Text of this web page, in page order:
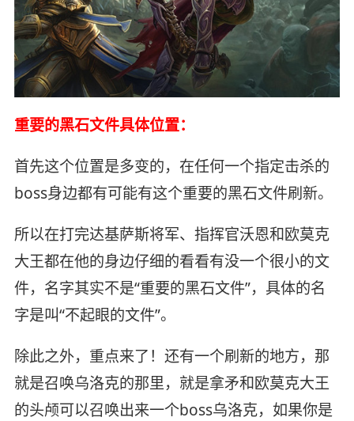
重要的黑石文件具体位置：
首先这个位置是多变的，在任何一个指定击杀的
boss身边都有可能有这个重要的黑石文件刷新。
所以在打完达基萨斯将军、指挥官沃恩和欧莫克
大王都在他的身边仔细的看看有没一个很小的文
件，名字其实不是“重要的黑石文件”，具体的名
字是叫“不起眼的文件”。
除此之外，重点来了！还有一个刷新的地方，那
就是召唤乌洛克的那里，就是拿矛和欧莫克大王
的头颅可以召唤出来一个boss乌洛克，如果你是